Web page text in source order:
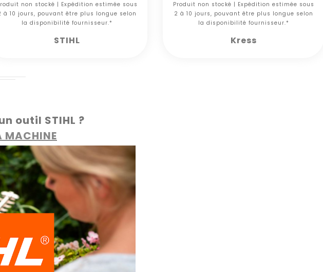
non stocké | Expédition estimée sous
à 10 jours, pouvant être plus longue selon
la disponibilité fournisseur.*
STIHL
Produit non stocké | Expédition estimée sous
2 à 10 jours, pouvant être plus longue selon
la disponibilité fournisseur.*
Kress
outil STIHL ?
MACHINE